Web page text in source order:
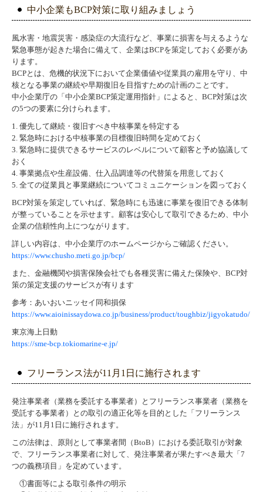
中小企業もBCP対策に取り組みましょう
風水害・地震災害・感染症の大流行など、事業に損害を与えるような
緊急事態が起きた場合に備えて、企業はBCPを策定しておく必要があ
ります。
BCPとは、危機的状況下において企業価値や従業員の雇用を守り、中
核となる事業の継続や早期復旧を目指すための計画のことです。
中小企業庁の「中小企業BCP策定運用指針」によると、BCP対策は次
の5つの要素に分けられます。
1. 優先して継続・復旧すべき中核事業を特定する
2. 緊急時における中核事業の目標復旧時間を定めておく
3. 緊急時に提供できるサービスのレベルについて顧客と予め協議して
おく
4. 事業拠点や生産設備、仕入品調達等の代替策を用意しておく
5. 全ての従業員と事業継続についてコミュニケーションを図っておく
BCP対策を策定していれば、緊急時にも迅速に事業を復旧できる体制
が整っていることを示せます。顧客は安心して取引できるため、中小
企業の信頼性向上につながります。
詳しい内容は、中小企業庁のホームページからご確認ください。
https://www.chusho.meti.go.jp/bcp/
また、金融機関や損害保険会社でも各種災害に備えた保険や、BCP対
策の策定支援のサービスが有ります
参考：あいおいニッセイ同和損保
https://www.aioinissaydowa.co.jp/business/product/toughbiz/jigyokatudo/
東京海上日動
https://sme-bcp.tokiomarine-e.jp/
フリーランス法が11月1日に施行されます
発注事業者（業務を委託する事業者）とフリーランス事業者（業務を
受託する事業者）との取引の適正化等を目的とした「フリーランス
法」が11月1日に施行されます。
この法律は、原則として事業者間（BtoB）における委託取引が対象
で、フリーランス事業者に対して、発注事業者が果たすべき最大「7
つの義務項目」を定めています。
①書面等による取引条件の明示